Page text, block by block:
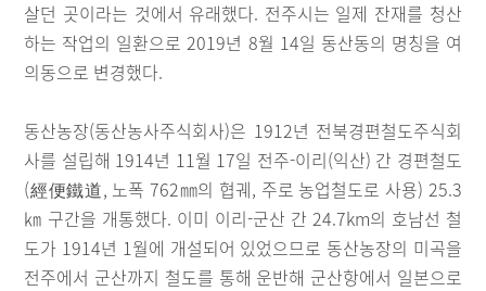
살던 곳이라는 것에서 유래했다. 전주시는 일제 잔재를 청산
하는 작업의 일환으로 2019년 8월 14일 동산동의 명칭을 여
의동으로 변경했다.
동산농장(동산농사주식회사)은 1912년 전북경편철도주식회
사를 설립해 1914년 11월 17일 전주-이리(익산) 간 경편철도
(經便鐵道, 노폭 762㎜의 협궤, 주로 농업철도로 사용) 25.3
㎞ 구간을 개통했다. 이미 이리-군산 간 24.7km의 호남선 철
도가 1914년 1월에 개설되어 있었으므로 동산농장의 미곡을
전주에서 군산까지 철도를 통해 운반해 군산항에서 일본으로